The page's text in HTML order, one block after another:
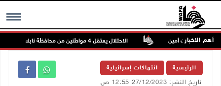
MENU أهم الاخبار
عتمة وبيت أمين الاحتلال يعتقل 4 مواطنين من محافظة نابلس
الرئيسية انتهاكات إسرائيلية
تاريخ النشر: 27/12/2023 12:55 ص